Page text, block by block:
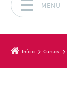
MENU
Início Cursos